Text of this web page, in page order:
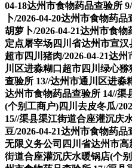
04-18达州市食物药品查验所
卜/2026-04-20达州市食物药
胡萝卜/2026-04-21达州市食
定点屠宰场四川省达州市宣
超市四川猪肉/2026-04-21达
川区进淼糊口超市四川绿心
查验所 13//达州市通川区进淼
达州市食物药品查验所 14//
(个别工商户)四川去皮冬瓜/
15//渠县渠江街道合座灌沉庆
豆/2026-04-21达州市食物药
无限义务公司四川省达州市
街道合座灌沉庆水暖锅店(个